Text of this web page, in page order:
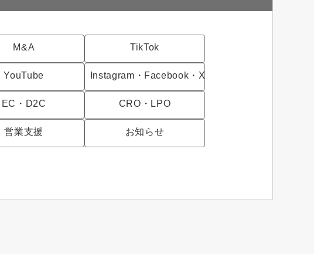
M&A TikTok
YouTube Instagram・Facebook・X
EC・D2C CRO・LPO
営業支援 お知らせ